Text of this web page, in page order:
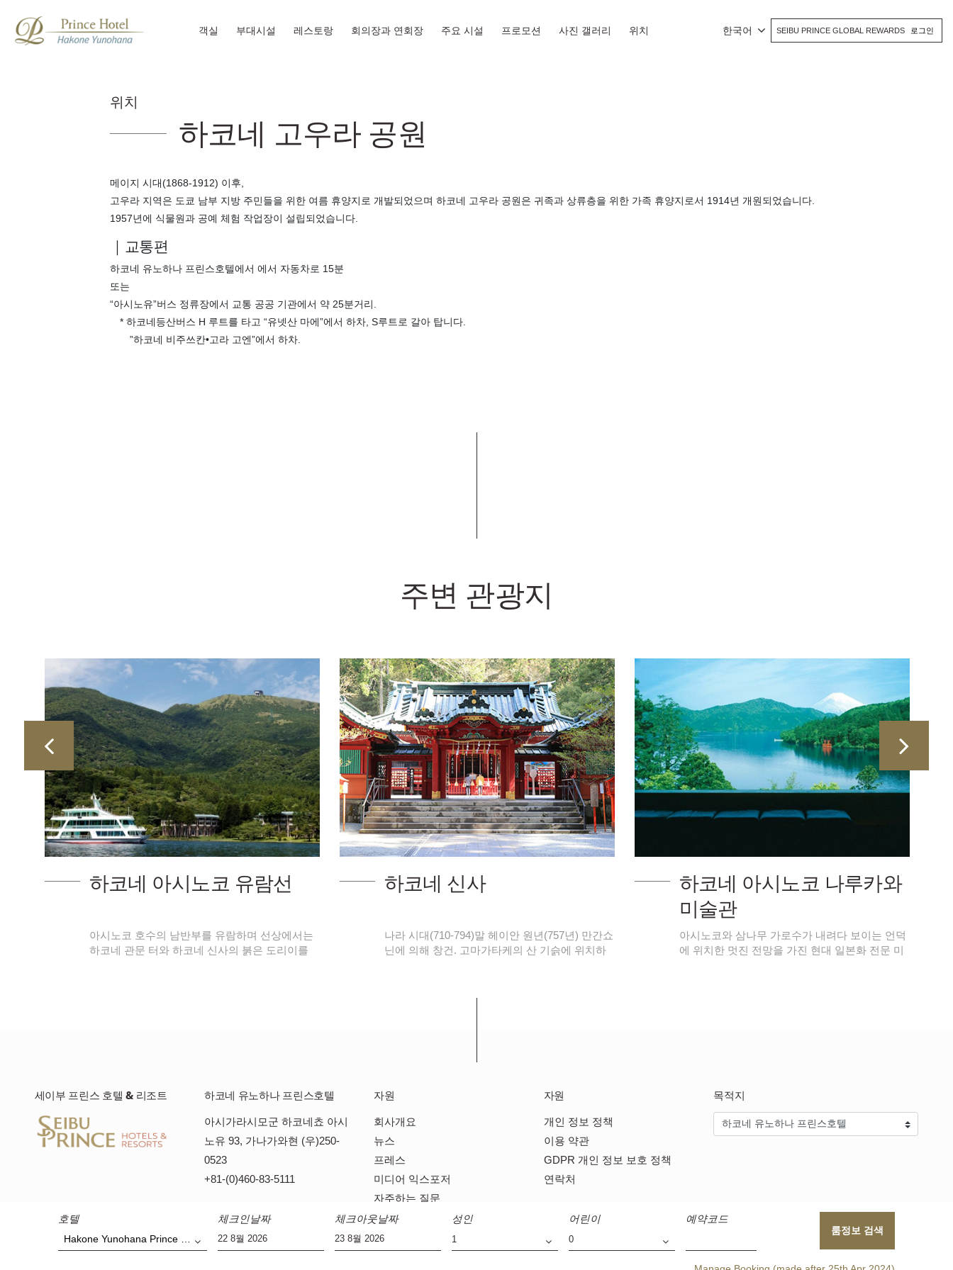
객실 부대시설 레스토랑 회의장과 연회장 주요 시설 프로모션 사진 갤러리 위치 한국어 SEIBU PRINCE GLOBAL REWARDS 로그인
호텔 체크인날짜 체크아웃날짜 성인 어린이 예약코드
룸정보 검색
위치
하코네 고우라 공원
메이지 시대(1868-1912) 이후,
고우라 지역은 도쿄 남부 지방 주민들을 위한 여름 휴양지로 개발되었으며 하코네 고우라 공원은 귀족과 상류층을 위한 가족 휴양지로서 1914년 개원되었습니다.
1957년에 식물원과 공예 체험 작업장이 설립되었습니다.
｜교통편
하코네 유노하나 프린스호텔에서 에서 자동차로 15분
또는
“아시노유”버스 정류장에서 교통 공공 기관에서 약 25분거리.
* 하코네등산버스 H 루트를 타고 “유넷산 마에”에서 하차, S루트로 갈아 탑니다.
”하코네 비주쓰칸•고라 고엔”에서 하차.
주변 관광지
하코네 아시노코 유람선
아시노코 호수의 남반부를 유람하며 선상에서는
하코네 관문 터와 하코네 신사의 붉은 도리이를
하코네 신사
나라 시대(710-794)말 헤이안 원년(757년) 만간쇼
닌에 의해 창건. 고마가타케의 산 기슭에 위치하
하코네 아시노코 나루카와
미술관
아시노코와 삼나무 가로수가 내려다 보이는 언덕
에 위치한 멋진 전망을 가진 현대 일본화 전문 미
세이부 프린스 호텔 & 리조트 하코네 유노하나 프린스호텔
아시가라시모군 하코네쵸 아시
노유 93, 가나가와현 (우)250-
0523
+81-(0)460-83-5111
자원
회사개요
뉴스
프레스
미디어 익스포저
자주하는 질문
자원
개인 정보 정책
이용 약관
GDPR 개인 정보 보호 정책
연락처
목적지